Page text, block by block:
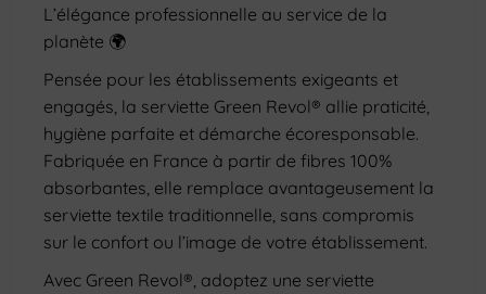
L’élégance professionnelle au service de la
planète 🌍
Pensée pour les établissements exigeants et
engagés, la serviette Green Revol® allie praticité,
hygiène parfaite et démarche écoresponsable.
Fabriquée en France à partir de fibres 100%
absorbantes, elle remplace avantageusement la
serviette textile traditionnelle, sans compromis
sur le confort ou l’image de votre établissement.
Avec Green Revol®, adoptez une serviette